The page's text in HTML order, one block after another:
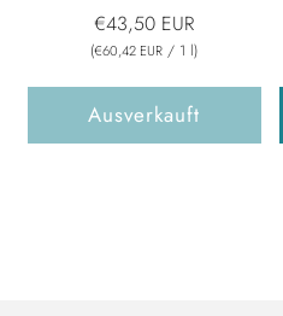
€43,50 EUR
(€60,42 EUR / 1 l)
Ausverkauft